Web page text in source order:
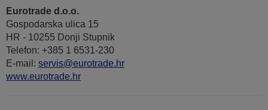
Eurotrade d.o.o.
Gospodarska ulica 15
HR - 10255 Donji Stupnik
Telefon: +385 1 6531-230
E-mail: servis@eurotrade.hr
www.eurotrade.hr